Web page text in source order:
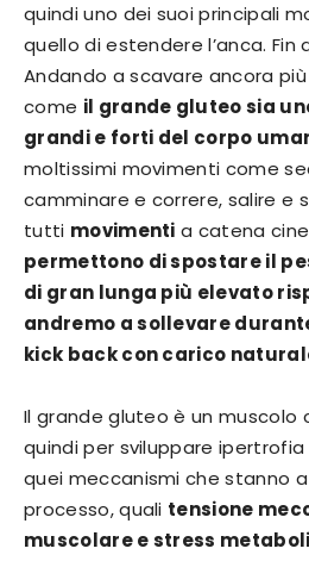
quindi uno dei suoi principali
quello di estendere l’anca.
Andando a scavare ancora
come il grande gluteo sia
grandi e forti del corpo
moltissimi movimenti come
camminare e correre, salire e
tutti movimenti a catena
permettono di spostare il
di gran lunga più elevato
andremo a sollevare
kick back con carico
Il grande gluteo è un
quindi per sviluppare
quei meccanismi che stanno
processo, quali tensione
muscolare e stress